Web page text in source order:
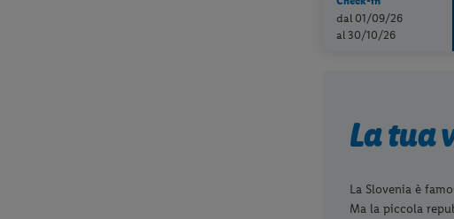
dal 01/09/26
al 30/10/26
La tua
La Slovenia è
Ma la piccola